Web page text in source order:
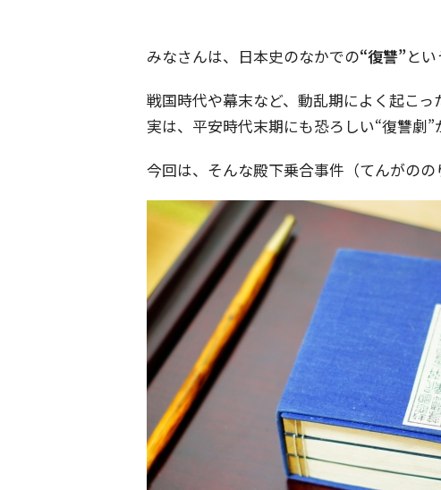
みなさんは、日本史のなかでの“復讐”と
戦国時代や幕末など、動乱期によく起こっ
実は、平安時代末期にも恐ろしい“復讐劇”
今回は、そんな殿下乗合事件（てんがの